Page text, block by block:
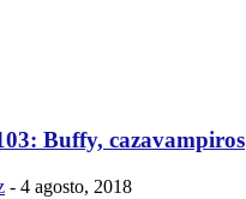
Buffy, cazavampiros
- 4 agosto, 2018